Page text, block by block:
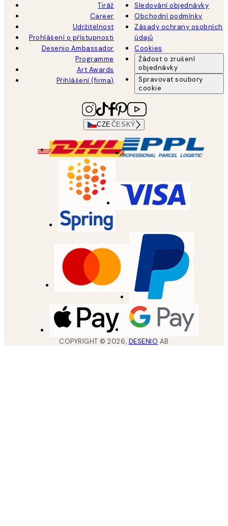
Tiráž
Career
Udržitelnost
Prohlášení o přístupnosti
Desenio Ambassador
Programme
Art Awards
Přihlášení (firma)
Sledování objednávky
Obchodní podmínky
Zásady ochrany osobních
údajů
Cookies
Žádost o zrušení
objednávky
Spravovat soubory
cookie
CZEČESKÝ
COPYRIGHT ©2026, DESENIO AB